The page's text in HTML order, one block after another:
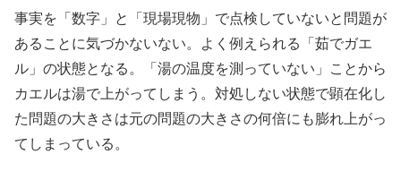
事実を「数字」と「現場現物」で点検していないと問題が
あることに気づかないない。よく例えられる「茹でガエ
ル」の状態となる。「湯の温度を測っていない」ことから
カエルは湯で上がってしまう。対処しない状態で顕在化し
た問題の大きさは元の問題の大きさの何倍にも膨れ上がっ
てしまっている。